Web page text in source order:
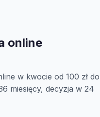
online
w kwocie od 100 zł do
miesięcy, decyzja w 24